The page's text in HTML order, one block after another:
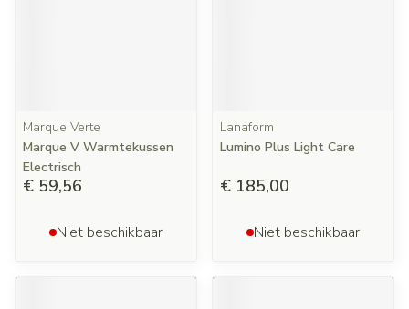
Marque Verte
Marque V Warmtekussen
Electrisch
€ 59,56
Niet beschikbaar
Lanaform
Lumino Plus Light Care
€ 185,00
Niet beschikbaar